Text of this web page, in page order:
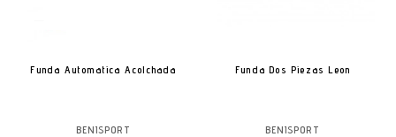
Funda Automatica Acolchada
BENISPORT
Funda Dos Piezas Leon
BENISPORT